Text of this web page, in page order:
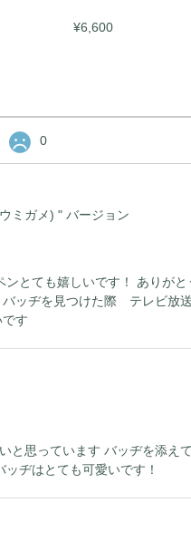
¥6,600
0
ミガメ) " バージョン
とても嬉しいです！ ありが
ッヂを見つけた際 テレビ放
です
と思っています バッヂを添え
ヂはとても可愛いです！